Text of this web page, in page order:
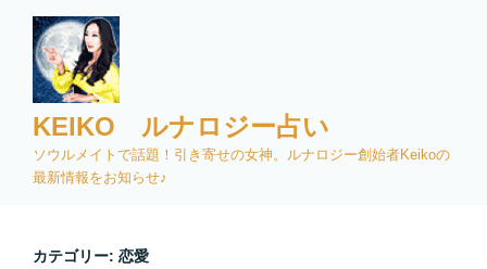
KEIKO ルナロジー占い
ソウルメイトで話題！引き寄せの女神。ルナロジー創始者Keikoの
最新情報をお知らせ♪
カテゴリー: 恋愛